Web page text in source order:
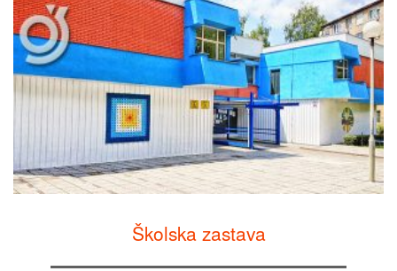
Školska zastava